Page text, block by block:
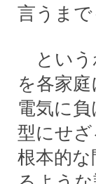
言うまで
という
を各家
電気に
型にせ
根本的